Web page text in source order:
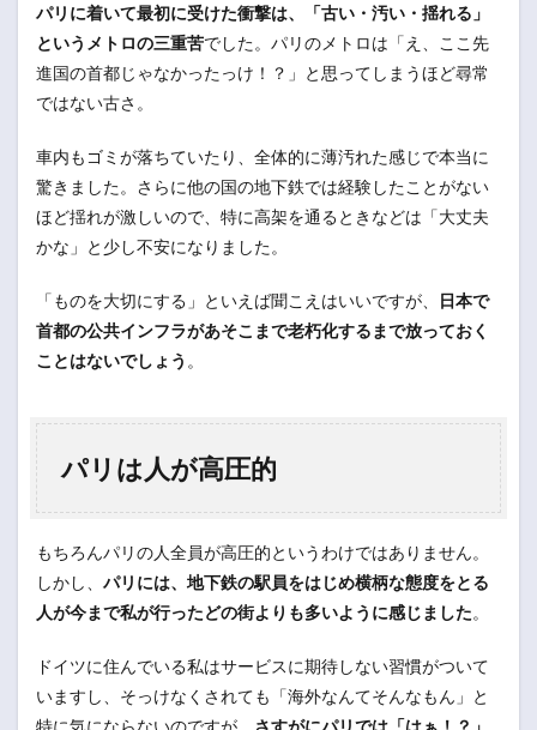
パリに着いて最初に受けた衝撃は、「古い・汚い・揺れる」
というメトロの三重苦でした。パリのメトロは「え、ここ先
進国の首都じゃなかったっけ！？」と思ってしまうほど尋常
ではない古さ。
車内もゴミが落ちていたり、全体的に薄汚れた感じで本当に
驚きました。さらに他の国の地下鉄では経験したことがない
ほど揺れが激しいので、特に高架を通るときなどは「大丈夫
かな」と少し不安になりました。
「ものを大切にする」といえば聞こえはいいですが、
日本で
首都の公共インフラがあそこまで老朽化するまで放っておく
ことはないでしょう 。
パリは人が高圧的
もちろんパリの人全員が高圧的というわけではありません。
しかし、 パリには、地下鉄の駅員をはじめ横柄な態度をとる
人が今まで私が行ったどの街よりも多いように感じました。
ドイツに住んでいる私はサービスに期待しない習慣がついて
いますし、そっけなくされても「海外なんてそんなもん」と
特に気にならないのですが、
さすがにパリでは「はぁ！？」